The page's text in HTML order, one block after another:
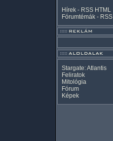
Hírek - RSS HTML
Fórumtémák - RSS
Stargate: Atlantis
Feliratok
Mitológia
Fórum
Képek